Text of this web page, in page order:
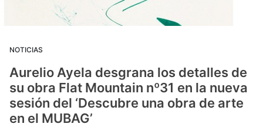
NOTICIAS
Aurelio Ayela desgrana los detalles de
su obra Flat Mountain nº31 en la nueva
sesión del ‘Descubre una obra de arte
en el MUBAG’